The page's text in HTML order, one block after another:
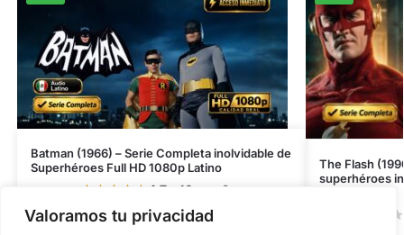
Valoramos tu privacidad
Batman (1966) – Serie Completa inolvidable de
Superhéroes Full HD 1080p Latino
4.7- 10 reseñas
$ 4.00 15.00
The Flash
superhéroes